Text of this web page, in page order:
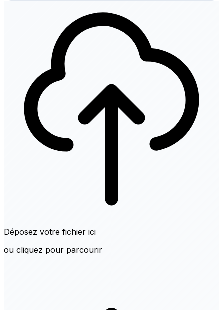
Déposez votre fichier ici
ou cliquez pour parcourir